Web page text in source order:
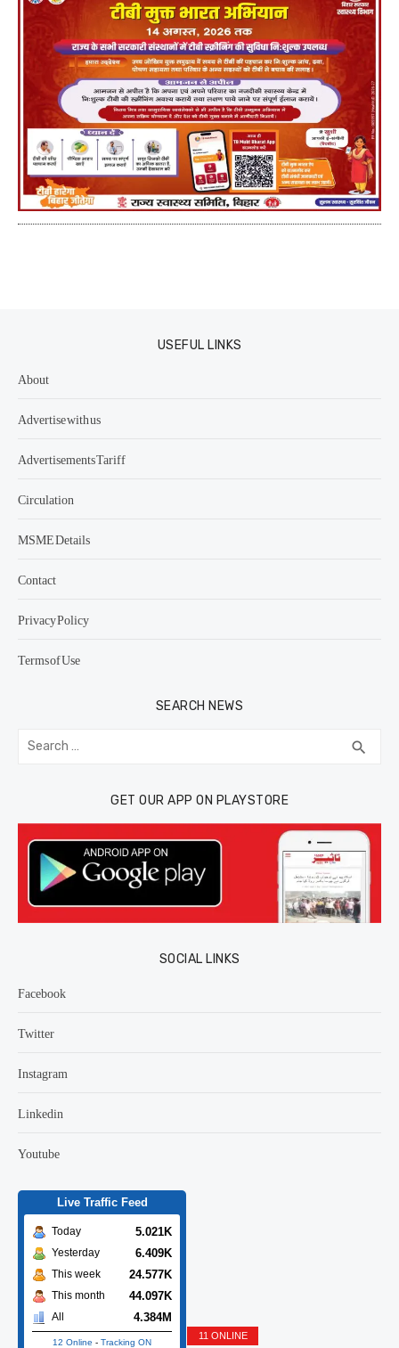
USEFUL LINKS
About
Advertise with us
Advertisements Tariff
Circulation
MSME Details
Contact
Privacy Policy
Terms of Use
SEARCH NEWS
Search
for: search
GET OUR APP ON PLAYSTORE
SOCIAL LINKS
Facebook
Twitter
Instagram
Linkedin
Youtube
Live Traffic Feed
Today 5.021K
Yesterday 6.409K
This week 24.577K
This month 44.097K
All 4.384M
12 Online - Tracking ON
11 ONLINE